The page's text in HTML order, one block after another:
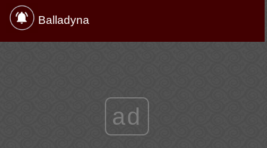
Balladyna
ad